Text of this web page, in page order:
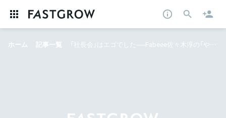
ホーム 記事一覧 「社長会」はエゴでした──Fabeee佐々木淳の「やめ3」